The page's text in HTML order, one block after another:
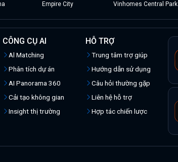
Empire City
Vinhomes Central Park
CÔNG CỤ AI
Al Matching
Phân tích dự án
AI Panorama 360
Cải tạo không gian
Insight thị trường
HỖ TRỢ
Trung tâm trợ giúp
Hướng dẫn sử dụng
Câu hỏi thường gặp
Liên hệ hỗ trợ
Hợp tác chiến lược